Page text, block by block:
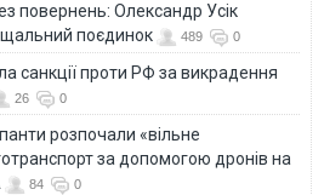
повернень: Олександр Усік
поєдинок
489 0
санкції проти РФ за викрадення
26 0
розпочали «вільне
за допомогою дронів на
84 0